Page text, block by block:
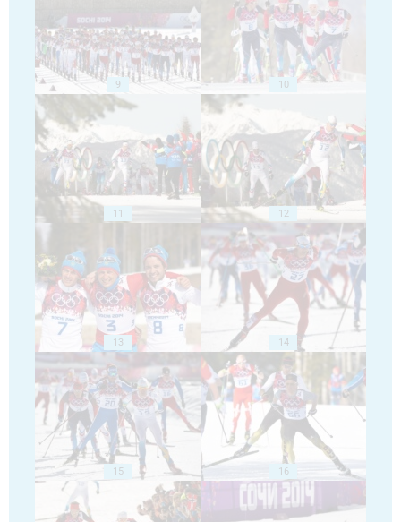
9 10
11 12
13 14
15 16